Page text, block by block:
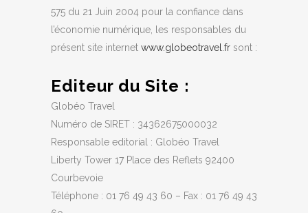
575 du 21 Juin 2004 pour la confiance dans
l’économie numérique, les responsables du
présent site internet www.globeotravel.fr sont :
Editeur du Site :
Globéo Travel
Numéro de SIRET : 34362675000032
Responsable editorial : Globéo Travel
Liberty Tower 17 Place des Reflets 92400
Courbevoie
Téléphone : 01 76 49 43 60 – Fax : 01 76 49 43